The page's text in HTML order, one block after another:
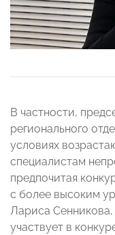
В частности,
регионального
условиях
специалистам
предпочитая
с более высоким
Лариса Сенникова,
участвует в